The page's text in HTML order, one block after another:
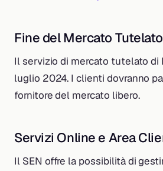
Fine del Mercato Tutelato
Il servizio di mercato tutelato di
luglio 2024. I clienti dovranno
fornitore del mercato libero.
Servizi Online e Area
Il SEN offre la possibilità di